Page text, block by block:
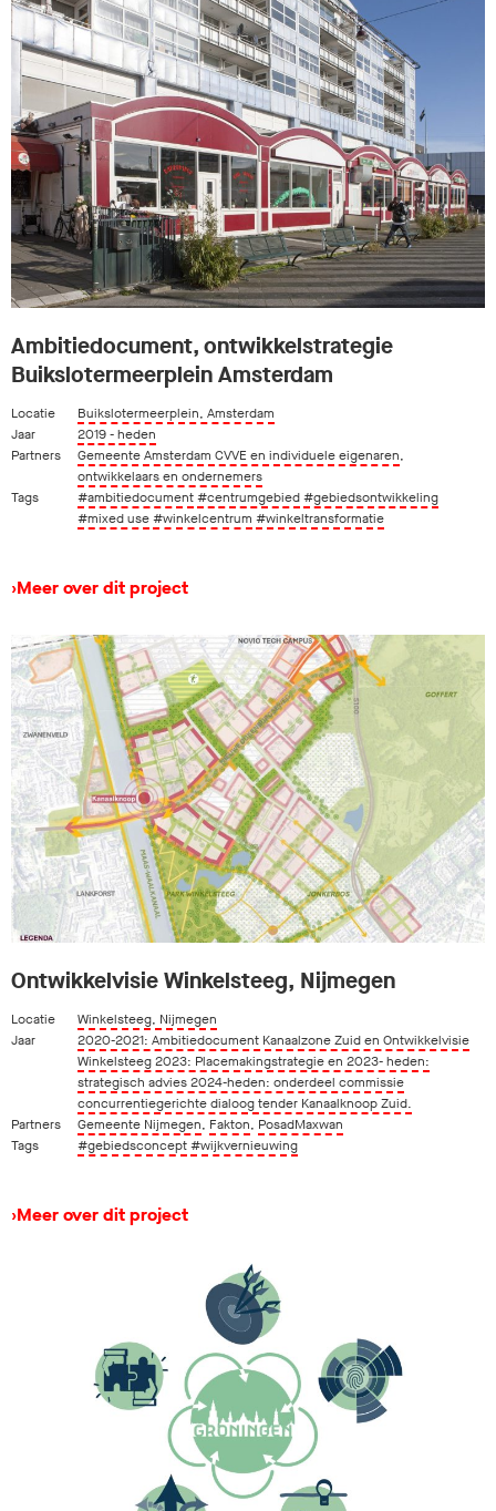
Ambitiedocument, ontwikkelstrategie
Buikslotermeerplein Amsterdam
Locatie
Buikslotermeerplein, Amsterdam
Jaar
2019 - heden
Partners
Gemeente Amsterdam CVVE en individuele eigenaren,
ontwikkelaars en ondernemers
Tags
#ambitiedocument#centrumgebied#gebiedsontwikkeling
#mixed use#winkelcentrum #winkeltransformatie
›Meer over dit project
Ontwikkelvisie Winkelsteeg, Nijmegen
Locatie
Winkelsteeg, Nijmegen
Jaar
2020-2021: Ambitiedocument Kanaalzone Zuid en Ontwikkelvisie
Winkelsteeg 2023: Placemakingstrategie en 2023- heden:
strategisch advies 2024-heden: onderdeel commissie
concurrentiegerichte dialoog tender Kanaalknoop Zuid.
Partners
Gemeente Nijmegen, Fakton, PosadMaxwan
Tags
#gebiedsconcept#wijkvernieuwing
›Meer over dit project